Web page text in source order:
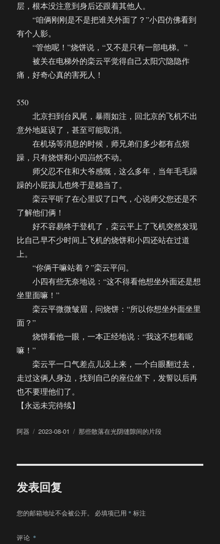
层，根本没注意到身后还跟着其他人。
“咱俩刚刚是不是把谁关外面了？”小四仿佛看到
有个人影。
“管他呢！”烧饼说，“又不是只有一部电梯。”
被关在电梯外的栾云平觉得自己太阳穴隐隐作
痛，好奇心真的害死人！
550
北京扫到台风尾，暴雨如注，回北京的飞机不出
意外地延误了，甚至可能取消。
在机场等消息的时候，师兄弟们多少都有点烦
躁，只有烧饼和小四岿然不动。
师父忍不住和大爷感慨，这么多年，当年毛毛躁
躁的小屁孩儿也终于是稳当了。
栾云平听了在心里叹了口气，心说师父您还是不
了解他们俩！
好不容易终于登机了，栾云平上了飞机突然发现
比自己早不少时间上飞机的烧饼和小四还站在过道
上。
“你俩干嘛站着？”栾云平问。
小四有些无奈地说：“这不得看他想坐外面还是想
坐里面嘛！”
栾云平微微皱眉，问烧饼：“所以你想坐外面坐里
面？”
烧饼看他一眼，一本正经地说：“我这不想着呢
嘛！”
栾云平一口气差点儿没上来，一个白眼翻过去，
走过这俩人身边，找到自己的座位坐下，发誓以后再
也不要理他们了。
【永远未完待续】
作
阿器
发
2023-08-01
分
那些散落在光阴缝隙间的片段
发表回复
您的邮箱地址不会被公开。 必填项已用 * 标注
评论 *